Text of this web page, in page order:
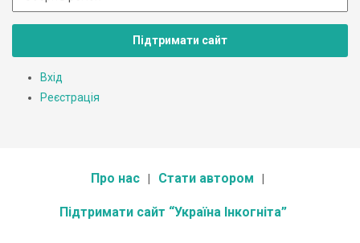
Підтримати сайт
Вхід
Реєстрація
Про нас Стати автором
Підтримати сайт “Україна Інкогніта”